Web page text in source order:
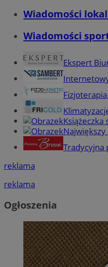
Wiadomości
Wiadomości
Ekspert
Książeczka
Największy
Tradycyjna
reklama
reklama
Ogłoszenia